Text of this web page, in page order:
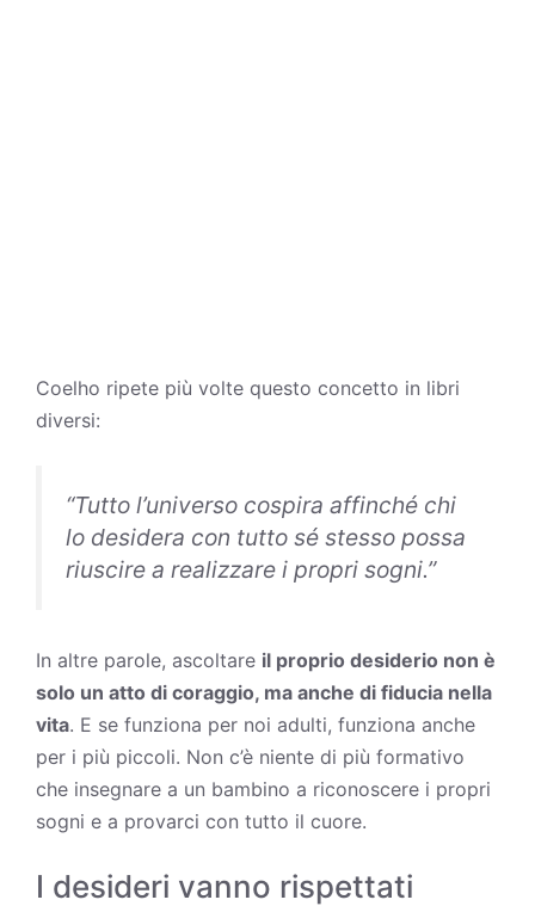
Coelho ripete più volte questo concetto in libri
diversi:
“Tutto l’universo cospira affinché chi
lo desidera con tutto sé stesso possa
riuscire a realizzare i propri sogni.”
In altre parole, ascoltare il proprio desiderio non è
solo un atto di coraggio, ma anche di fiducia nella
vita. E se funziona per noi adulti, funziona anche
per i più piccoli. Non c’è niente di più formativo
che insegnare a un bambino a riconoscere i propri
sogni e a provarci con tutto il cuore.
I desideri vanno rispettati